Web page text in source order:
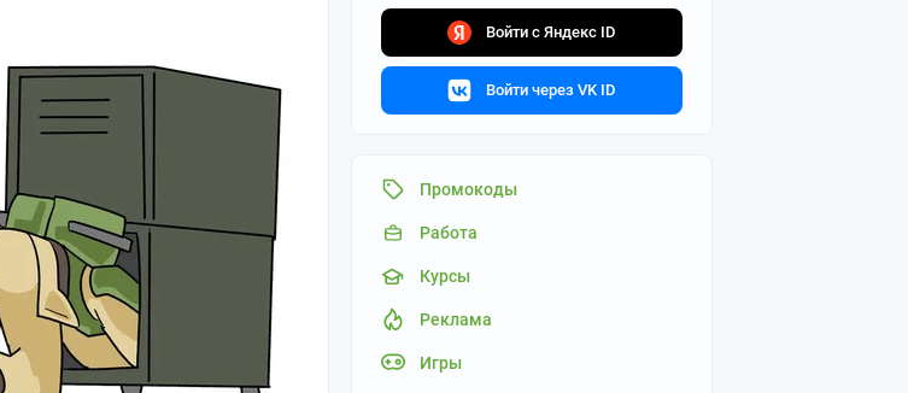
Войти с Яндекс ID
Войти через VK ID
Промокоды
Работа
Курсы
Реклама
Игры